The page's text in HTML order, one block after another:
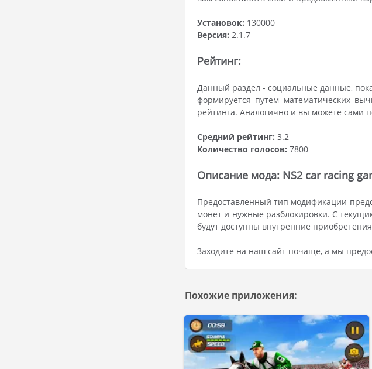
Установок: 130000
Версия: 2.1.7
Рейтинг:
Данный раздел - социальные данные,
формируется путем математических
рейтинга. Аналогично и вы можете сами
Средний рейтинг: 3.2
Количество голосов: 7800
Описание мода: NS2 car racing
Предоставленный тип модификации
монет и нужные разблокировки. С
будут доступны внутренние
Заходите на наш сайт почаще, а мы
Похожие приложения: